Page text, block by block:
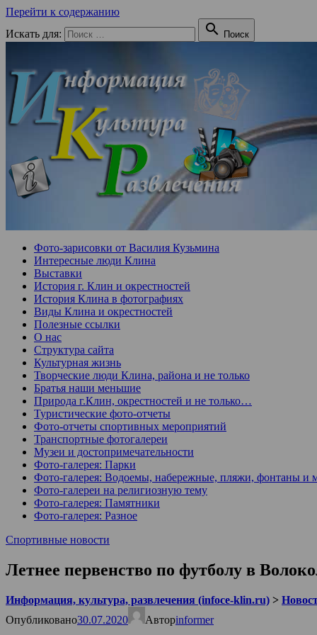
Перейти к содержанию
Искать для:
 Поиск
Фото-зарисовки от Василия Кузьмина
Интересные люди Клина
Выставки
История г. Клин и окрестностей
История Клина в фотографиях
Виды Клина и окрестностей
Полезные ссылки
О нас
Структура сайта
Культурная жизнь
Творческие люди Клина, района и не только
Братья наши меньшие
Природа г.Клин, окрестностей и не только…
Туристические фото-отчеты
Фото-отчеты спортивных мероприятий
Транспортные фотогалереи
Музеи и достопримечательности
Фото-галерея: Парки
Фото-галерея: Водоемы, набережные, пляжи, фонтаны и
Фото-галереи на религиозную тему
Фото-галерея: Памятники
Фото-галерея: Разное
Спортивные новости
Летнее первенство по футболу в
Информация, культура, развлечения (infoce-klin.ru) >
Опубликовано30.07.2020 Авторinformer